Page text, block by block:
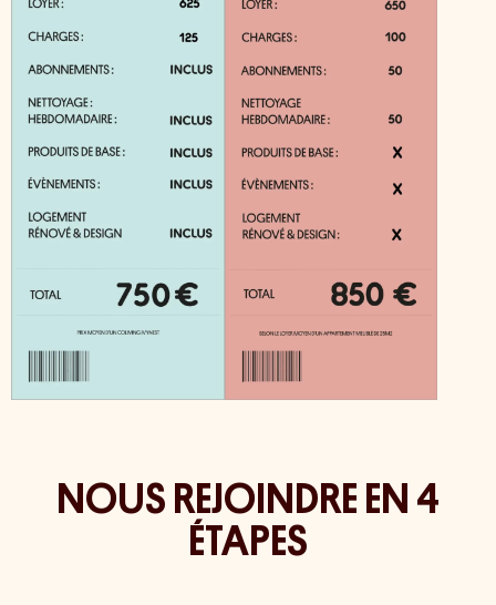
NOUS REJOINDRE EN 4
ÉTAPES